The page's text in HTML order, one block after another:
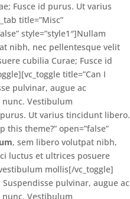
Fusce id purus. Ut varius
title=”Misc”
style=”style1″]Nullam
nibh, nec pellentesque velit
cubilia Curae; Fusce id
title=”Can I
pulvinar, augue ac
Vestibulum
Ut varius tincidunt libero.
theme?” open=”false”
, sem libero volutpat nibh,
luctus et ultrices posuere
mollis[/vc_toggle]
Suspendisse pulvinar, augue ac
Vestibulum